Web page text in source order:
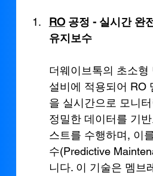
RO 공정 - 실시간 완
유지보수
더웨이브톡의 초소형
설비에 적용되어 RO
을 실시간으로 모니
정밀한 데이터를 기
스트를 수행하며, 이
수(Predictive
니다. 이 기술은 멤브